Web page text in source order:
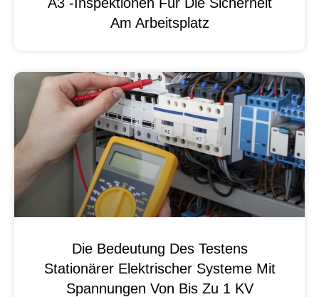
Am Arbeitsplatz
Die Bedeutung Des Testens
Stationärer Elektrischer Systeme Mit
Spannungen Von Bis Zu 1 KV